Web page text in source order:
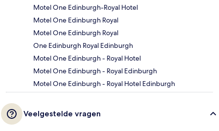
Motel One Edinburgh-Royal Hotel
Motel One Edinburgh Royal
Motel One Edinburgh Royal
One Edinburgh Royal Edinburgh
Motel One Edinburgh - Royal Hotel
Motel One Edinburgh - Royal Edinburgh
Motel One Edinburgh - Royal Hotel Edinburgh
Veelgestelde vragen